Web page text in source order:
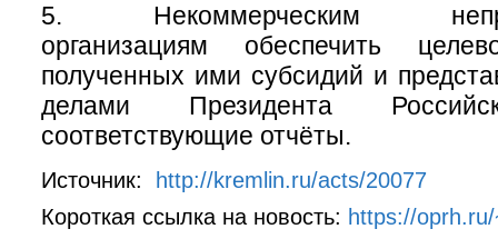
5. Некоммерческим
организациям обеспечить
полученных ими субсидий и
делами Президента
соответствующие отчёты.
Источник:
http://kremlin.ru/acts/20077
Короткая ссылка на новость: https://